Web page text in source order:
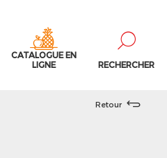
CATALOGUE EN
LIGNE
RECHERCHER
Retour